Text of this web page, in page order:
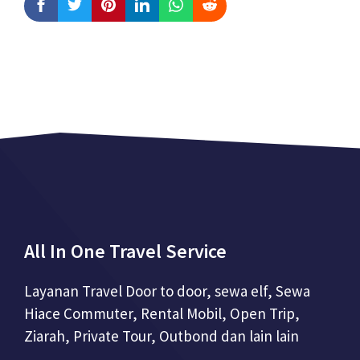
All In One Travel Service
Layanan Travel Door to door, sewa elf, Sewa
Hiace Commuter, Rental Mobil, Open Trip,
Ziarah, Private Tour, Outbond dan lain lain